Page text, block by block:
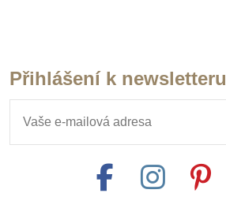
Přihlášení k newsletteru